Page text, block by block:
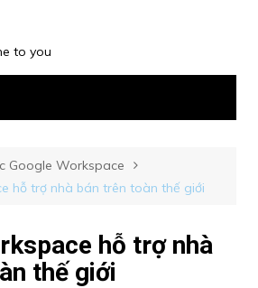
to you
Google Workspace
hỗ trợ nhà bán trên toàn thế giới
hỗ trợ nhà
thế giới